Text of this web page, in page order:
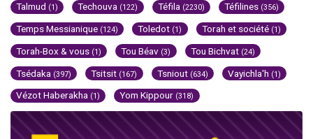
Talmud (1) Techouva (122) Téfila (2230) Téfilines (356)
Temps Messianique (124) Toledot (1) Torah et société (1)
Torah-Box & vous (1) Tou Béav (3) Tou Bichvat (24)
Tsédaka (397) Tsitsit (167) Tsniout (634) Vayichla'h (1)
Vézot Haberakha (1) Yom Kippour (318)